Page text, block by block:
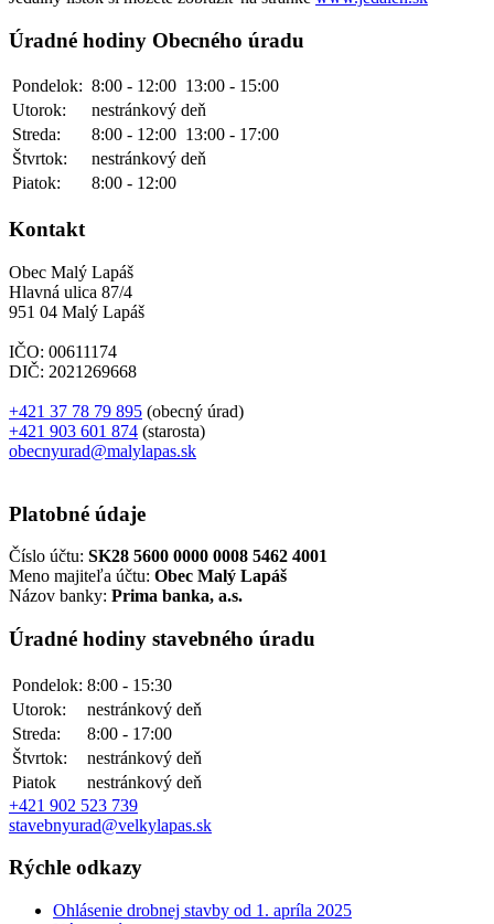
Úradné hodiny Obecného úradu
Pondelok: 8:00 - 12:00 13:00 - 15:00
Utorok:
nestránkový deň
Streda:
8:00 - 12:00 13:00 - 17:00
Štvrtok:
nestránkový deň
Piatok:
8:00 - 12:00
Kontakt
Obec Malý Lapáš
Hlavná ulica 87/4
951 04 Malý Lapáš
IČO: 00611174
DIČ: 2021269668
+421 37 78 79 895 (obecný úrad)
+421 903 601 874 (starosta)
obecnyurad@malylapas.sk
Platobné údaje
Číslo účtu: SK28 5600 0000 0008 5462 4001
Meno majiteľa účtu: Obec Malý Lapáš
Názov banky: Prima banka, a.s.
Úradné hodiny stavebného úradu
Pondelok: 8:00 - 15:30
Utorok:
nestránkový deň
Streda:
8:00 - 17:00
Štvrtok:
nestránkový deň
Piatok
nestránkový deň
+421 902 523 739
stavebnyurad@velkylapas.sk
Rýchle odkazy
Ohlásenie drobnej stavby od 1. apríla 2025